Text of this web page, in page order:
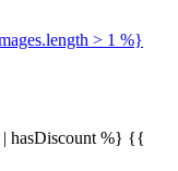
> 1 %}
hasDiscount %} {{